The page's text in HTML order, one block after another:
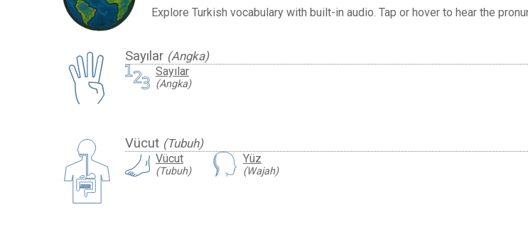
Explore Turkish vocabulary with built-in audio. Tap or hover to hear the
Sayılar (Angka)
Sayılar
(Angka)
Vücut (Tubuh)
Vücut
(Tubuh)
Yüz
(Wajah)